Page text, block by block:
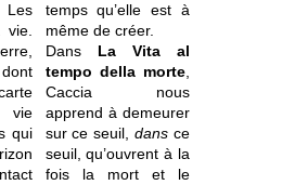
vie.
dont
qui
temps qu’elle est à
même de créer.
Dans La Vita al
tempo della morte,
Caccia nous
apprend à demeurer
sur ce seuil,dans ce
seuil, qu’ouvrent à la
fois la mort et le